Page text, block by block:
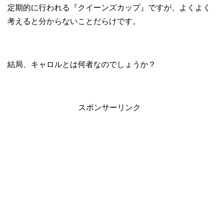
定期的に行われる『クイーンズカップ』ですが、よくよく
考えると分からないことだらけです。
結局、キャロルとは何者なのでしょうか？
スポンサーリンク